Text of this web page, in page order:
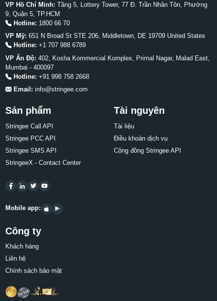
VP Hồ Chí Minh: Tầng 5, Lottery Tower, 77 Đ. Trần Nhân Tôn, Phường
9, Quận 5, TP.HCM
Hotline: 1800 66 70
VP Mỹ: 651 N Broad St STE 206, Middletown, DE 19709 United States
Hotline: +1 707 988 6789
VP Ấn Độ: 402, Kosha Kommercial Komplex, Primal Nagar, Malad East,
Mumbai - 400097
Hotline: +91 998 758 2668
Email: info@stringee.com
Sản phẩm
Stringee Call API
Stringee PCC API
Stringee SMS API
StringeeX - Contact Center
Mobile app:
Tài nguyên
Tài liệu
Điều khoản dịch vụ
Cộng đồng Stringee API
Công ty
Khách hàng
Liên hệ
Chính sách bảo mật